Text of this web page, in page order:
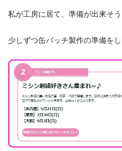
私が工房に居て、準備が出来そ
少しずつ缶バッチ製作の準備を